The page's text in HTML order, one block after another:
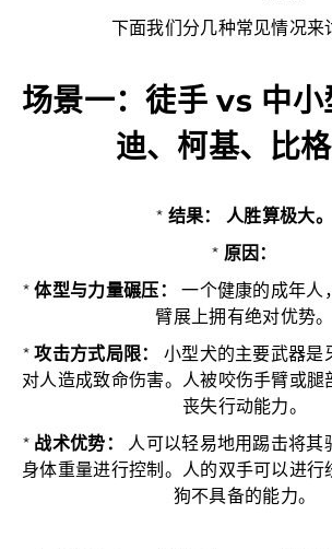
下面我们分几种常见情况来
场景一：徒手 vs 中
迪、柯基、比
*结果： 人胜算极大。
*原因：
*体型与力量碾压： 一个健康的成年人
臂展上拥有绝对优势。
*攻击方式局限： 小型犬的主要武器是
对人造成致命伤害。人被咬伤手臂或
丧失行动能力。
*战术优势： 人可以轻易地用踢击将其
身体重量进行控制。人的双手可以进
狗不具备的能力。